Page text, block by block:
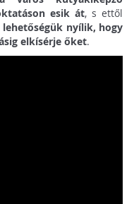
esik át, s ettől
nyílik, hogy
elkísérje őket.